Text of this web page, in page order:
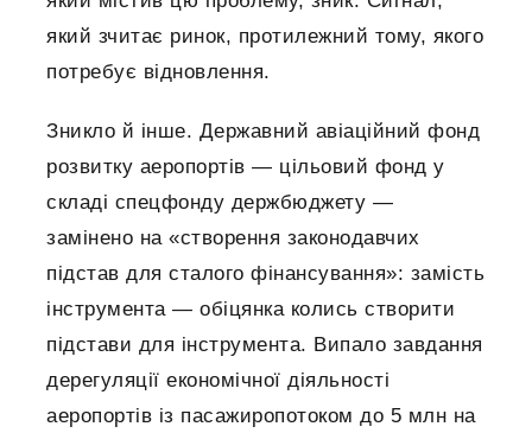
який зчитає ринок, протилежний тому, якого
потребує відновлення.
Зникло й інше. Державний авіаційний фонд
розвитку аеропортів — цільовий фонд у
складі спецфонду держбюджету —
замінено на «створення законодавчих
підстав для сталого фінансування»: замість
інструмента — обіцянка колись створити
підстави для інструмента. Випало завдання
дерегуляції економічної діяльності
аеропортів із пасажиропотоком до 5 млн на